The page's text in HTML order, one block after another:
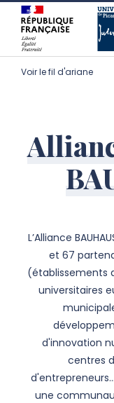
Aller à l’entête de page
Aller au menu
Aller au contenu
Aller à la recherche
Passer aux cookies
Aller au pied de page
Voir le fil d'ariane
L’Alliance
et 67
(établissements
universitaires
d'innovation
centres
une